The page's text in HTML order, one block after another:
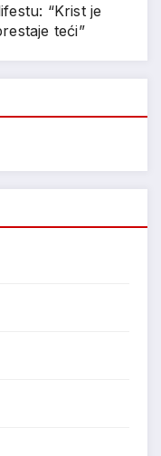
“Krist je
teći”